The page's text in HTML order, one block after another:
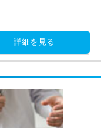
詳細を見る